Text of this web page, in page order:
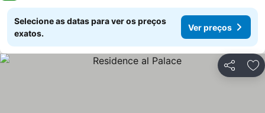
Selecione as datas para ver os preços
exatos.
Ver preços
Partilhar